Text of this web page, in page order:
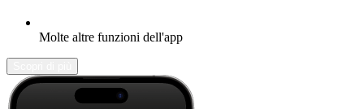
Molte altre funzioni dell'app